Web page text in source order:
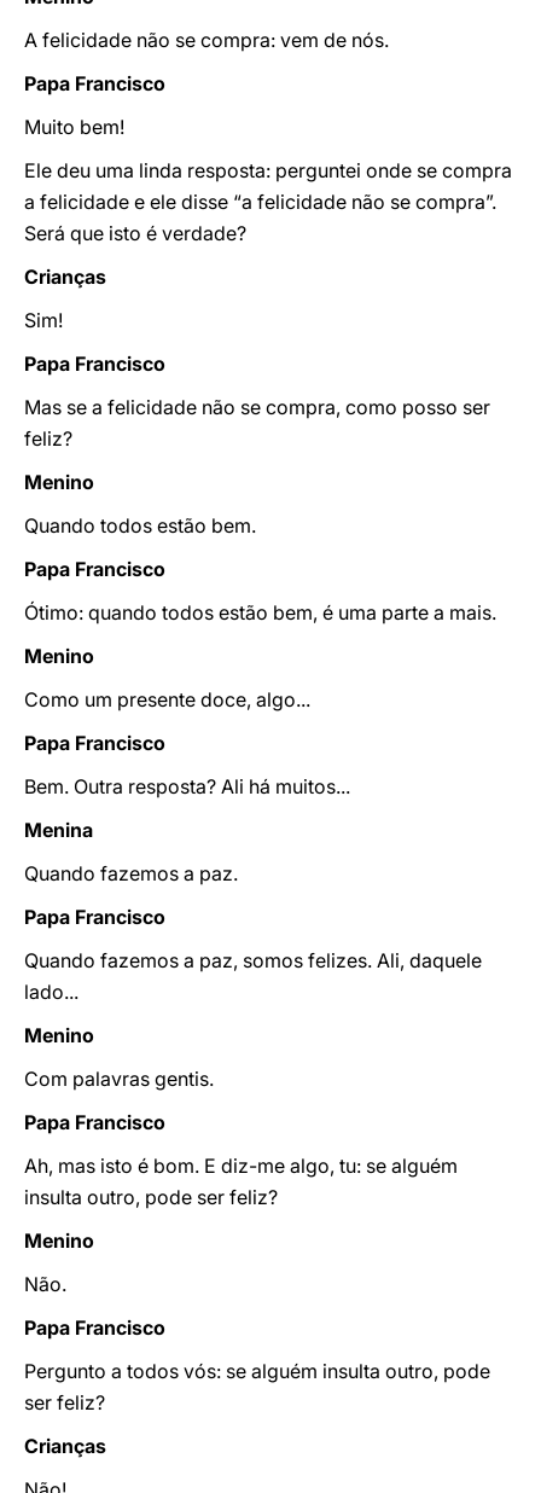
A felicidade não se compra: vem de nós.
Papa Francisco
Muito bem!
Ele deu uma linda resposta: perguntei onde se compra
a felicidade e ele disse “a felicidade não se compra”.
Será que isto é verdade?
Crianças
Sim!
Papa Francisco
Mas se a felicidade não se compra, como posso ser
feliz?
Menino
Quando todos estão bem.
Papa Francisco
Ótimo: quando todos estão bem, é uma parte a mais.
Menino
Como um presente doce, algo...
Papa Francisco
Bem. Outra resposta? Ali há muitos...
Menina
Quando fazemos a paz.
Papa Francisco
Quando fazemos a paz, somos felizes. Ali, daquele
lado...
Menino
Com palavras gentis.
Papa Francisco
Ah, mas isto é bom. E diz-me algo, tu: se alguém
insulta outro, pode ser feliz?
Menino
Não.
Papa Francisco
Pergunto a todos vós: se alguém insulta outro, pode
ser feliz?
Crianças